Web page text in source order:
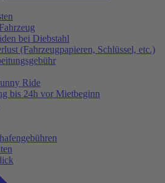
bei Diebstahl
(Fahrzeugpapieren, Schlüssel, etc.)
Ride
bis 24h vor Mietbeginn